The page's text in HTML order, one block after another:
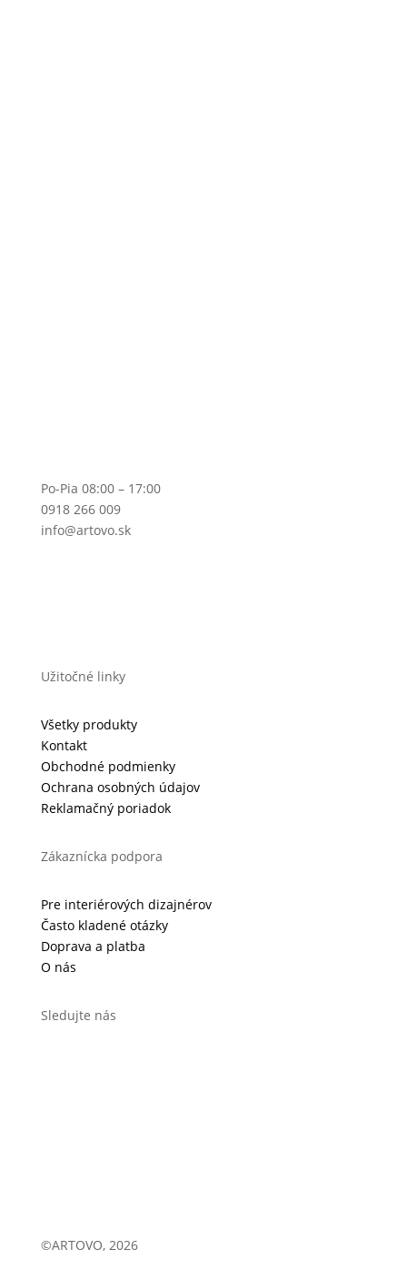
Po-Pia 08:00 – 17:00
0918 266 009
info@artovo.sk
Užitočné linky
Všetky produkty
Kontakt
Obchodné podmienky
Ochrana osobných údajov
Reklamačný poriadok
Zákaznícka podpora
Pre interiérových dizajnérov
Často kladené otázky
Doprava a platba
O nás
Sledujte nás
©ARTOVO, 2026